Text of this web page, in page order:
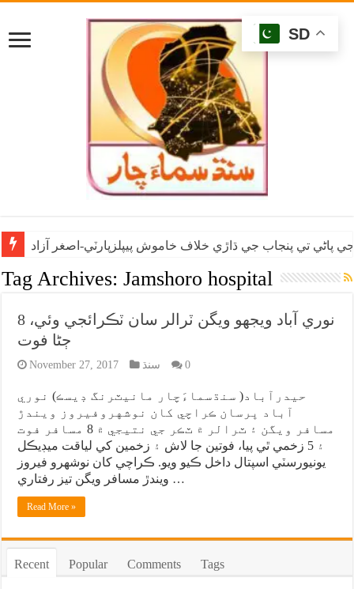
پاڻي تي پنجاب جي ڌاڙي خلاف خاموش پيپلزپارٽي-اصغر آزاد
Tag Archives:Jamshoro hospital
نوري آباد ويجهو ويگن ٽرالر سان ٽڪرائجي وئي، 8
ڄڻا فوت
November 27, 2017 سنڌ 0
حيدرآباد( سنڌسماءَچار مانيٽرنگ ڊيسڪ) نوري
آباد ڀرسان ڪراچي کان نوشهروفيروز ويندڙ
مسافر ويگن ۽ ٽرالر ۾ ٽڪر جي نتيجي ۾ 8 مسافر فوت
۽ 5 زخمي ٿي پيا، فوتين جا لاش ۽ زخمين کي لياقت ميڊيڪل
يونيورسٽي اسپتال داخل ڪيو ويو. ڪراچي کان نوشهرو فيروز
ويندڙ مسافر ويگن تيز رفتاري …
Read More »
Recent Popular Comments Tags
SD